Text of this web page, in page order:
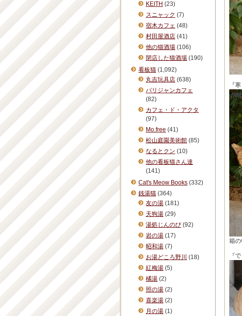
『
箱の
『
KEITH (23)
スニャック (7)
宿木カフェ (48)
村田屋酒店 (41)
他の猫酒場 (106)
閉店した猫酒場 (190)
看板猫 (1,092)
丸吉玩具店 (638)
パリジャンカフェ
(82)
カフェ・ド・アクタ
(97)
Mo.free (41)
松山庭園美術館 (85)
なるとクン (10)
他の看板猫さん達
(141)
Cat's Meow Books (332)
銭湯猫 (364)
友の湯 (181)
天狗湯 (29)
湯処じんのび (92)
岩の湯 (17)
昭和湯 (7)
お湯どころ野川 (18)
紅梅湯 (5)
橘湯 (2)
照の湯 (2)
喜楽湯 (2)
月の湯 (1)